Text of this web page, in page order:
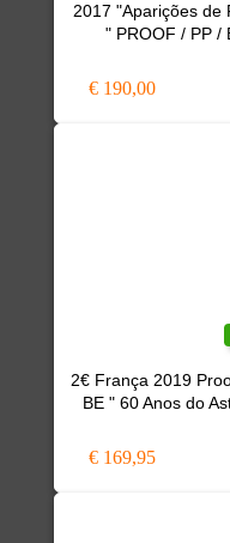
2017 "Aparições de
" PROOF / PP /
€ 190,00
2€ França 2019
BE " 60 Anos do
€ 169,95